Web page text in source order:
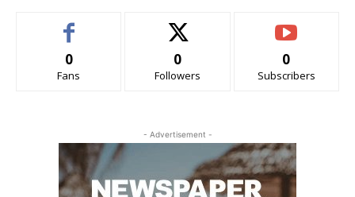
0
Fans
0
Followers
0
Subscribers
- Advertisement -